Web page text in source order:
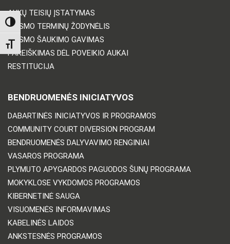
TOGGLE HIGH CONTRAST
TOGGLE FONT SIZE
AUKŲ TEISIŲ ĮSTATYMAS
TEISMO TERMINŲ ŽODYNĖLIS
TEISMO ŠAUKIMO GAVIMAS
PAREIŠKIMAS DĖL POVEIKIO AUKAI
RESTITUCIJA
BENDRUOMENĖS INICIATYVOS
DABARTINĖS INICIATYVOS IR PROGRAMOS
COMMUNITY COURT DIVERSION PROGRAM
BENDRUOMENĖS DALYVAVIMO RENGINIAI
VASAROS PROGRAMA
PLYMUTO APYGARDOS PAGUODOS ŠUNŲ PROGRAMA
MOKYKLOSE VYKDOMOS PROGRAMOS
KIBERNETINĖ SAUGA
VISUOMENĖS INFORMAVIMAS
KABELINĖS LAIDOS
ANKSTESNĖS PROGRAMOS